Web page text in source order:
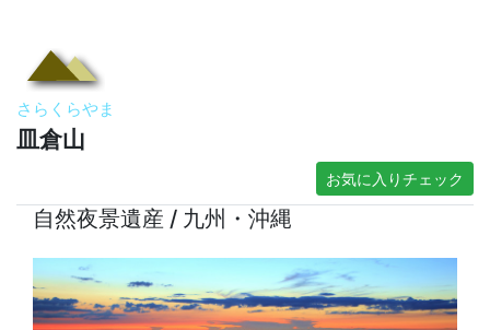
さらくらやま
皿倉山
お気に入りチェック
自然夜景遺産 / 九州・沖縄